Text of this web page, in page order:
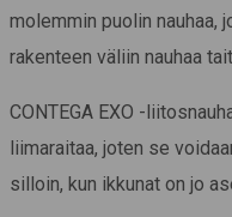
molemmin puolin nauhaa,
rakenteen väliin nauhaa
CONTEGA EXO -
liimaraitaa, joten se
silloin, kun ikkunat on jo